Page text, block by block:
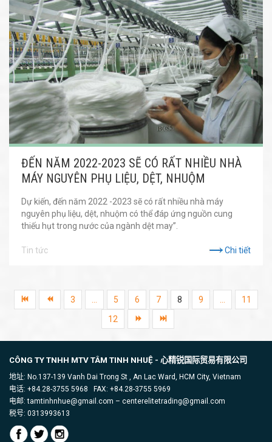
ĐẾN NĂM 2022-2023 SẼ CÓ RẤT NHIỀU NHÀ
MÁY NGUYÊN PHỤ LIỆU, DỆT, NHUỘM
Dự kiến, đến năm 2022 -2023 sẽ có rất nhiều nhà máy
nguyên phụ liệu, dệt, nhuộm có thể đáp ứng nguồn cung
thiếu hụt trong nước của ngành dệt may”.
Tin tức Chi tiết
3 5 6 7 8 9
11
12
CÔNG TY TNHH MTV TÂM TINH NHUỆ - 心精锐国际贸易有限公司
地址: No.137-139 Vanh Dai Trong St , An Lac Ward, HCM City, Vietnam
电话: +84.28-3755 5968 FAX: +84.28-3755 5969
电邮: tamtinhnhue@gmail.com – centerelitetrading@gmail.com
税号: 0313993613